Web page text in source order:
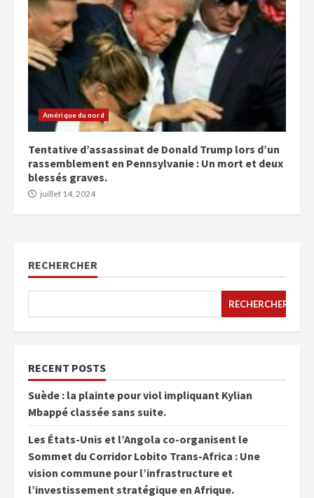
Amérique du nord
Tentative d’assassinat de Donald Trump lors d’un
rassemblement en Pennsylvanie : Un mort et deux
blessés graves.
juillet 14, 2024
RECHERCHER
RECHERCHER
RECENT POSTS
Suède : la plainte pour viol impliquant Kylian
Mbappé classée sans suite.
Les États-Unis et l’Angola co-organisent le
Sommet du Corridor Lobito Trans-Africa : Une
vision commune pour l’infrastructure et
l’investissement stratégique en Afrique.